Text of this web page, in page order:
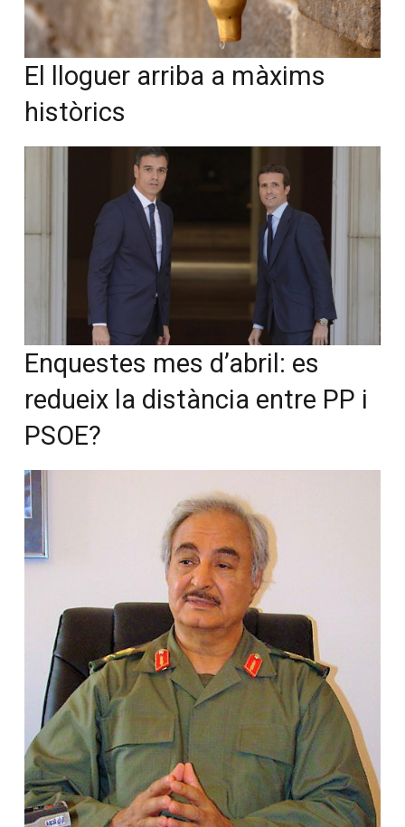
El lloguer arriba a màxims
històrics
Enquestes mes d’abril: es
redueix la distància entre PP i
PSOE?